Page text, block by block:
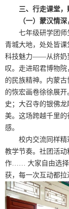
三、行走课堂，
（一）蒙汉情
七年级研学团
青城大地，处处皆课
科技魅力——从挤奶
叹。走进昭君博物
的民族精神。内蒙
的恢宏画卷徐徐展
史；大召寺的银佛
美。这场跨越千里的
感。
校内交流同样
教学节奏。社团活
作…… 大家自由选择
获，每一次互动都拉